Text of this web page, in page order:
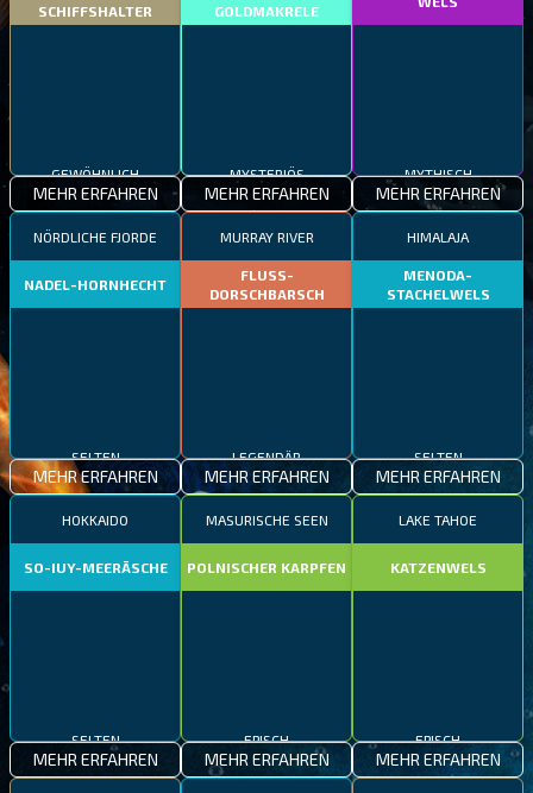
SCHIFFSHALTER
MEHR ERFAHREN
GOLDMAKRELE
MEHR ERFAHREN MEHR ERFAHREN
NÖRDLICHE FJORDE
NADEL-HORNHECHT
MEHR ERFAHREN
MURRAY RIVER
FLUSS-
DORSCHBARSCH
MEHR ERFAHREN
HIMALAJA
MENODA-
STACHELWELS
MEHR ERFAHREN
HOKKAIDO
SO-IUY-MEERÄSCHE
MEHR ERFAHREN
MASURISCHE SEEN
POLNISCHER KARPFEN
MEHR ERFAHREN
LAKE TAHOE
KATZENWELS
MEHR ERFAHREN